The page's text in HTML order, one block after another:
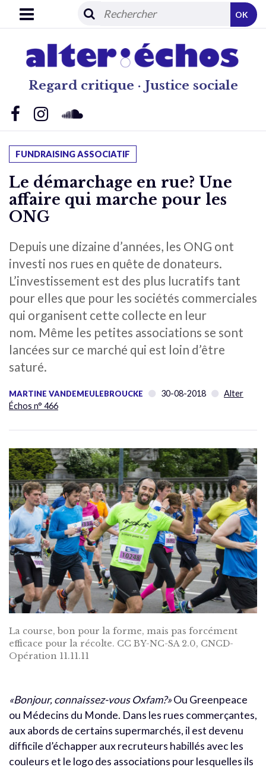
Regard critique · Justice sociale
OK
FUNDRAISING ASSOCIATIF
Le démarchage en rue? Une
affaire qui marche pour les
ONG
Depuis une dizaine d’années, les ONG ont
investi nos rues en quête de donateurs.
L’investissement est des plus lucratifs tant
pour elles que pour les sociétés commerciales
qui organisent cette collecte en leur
nom. Même les petites associations se sont
lancées sur ce marché qui est loin d’être
saturé.
MARTINE VANDEMEULEBROUCKE 30-08-2018
Alter
Échos n° 466
La course, bon pour la forme, mais pas forcément
efficace pour la récolte. CC BY-NC-SA 2.0, CNCD-
Opération 11.11.11
«Bonjour, connaissez-vous Oxfam?»Ou Greenpeace
ou Médecins du Monde. Dans les rues commerçantes,
aux abords de certains supermarchés, il est devenu
difficile d’échapper aux recruteurs habillés avec les
couleurs et le logo des associations pour lesquelles ils